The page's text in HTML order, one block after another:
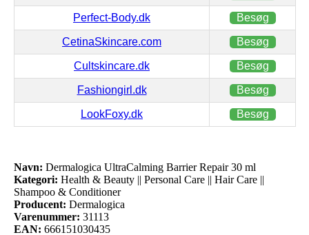
Perfect-Body.dk Besøg
CetinaSkincare.com Besøg
Cultskincare.dk Besøg
Fashiongirl.dk Besøg
LookFoxy.dk Besøg
Navn: Dermalogica UltraCalming Barrier Repair 30 ml
Kategori: Health & Beauty || Personal Care || Hair Care ||
Shampoo & Conditioner
Producent: Dermalogica
Varenummer: 31113
EAN: 666151030435